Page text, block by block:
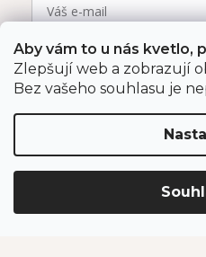
Aby vám to u nás kvetlo,
Zlepšují web a zobrazují
Bez vašeho souhlasu je
Vložením e-mailu souhlasíte s
osobních údajů.
Podmínky